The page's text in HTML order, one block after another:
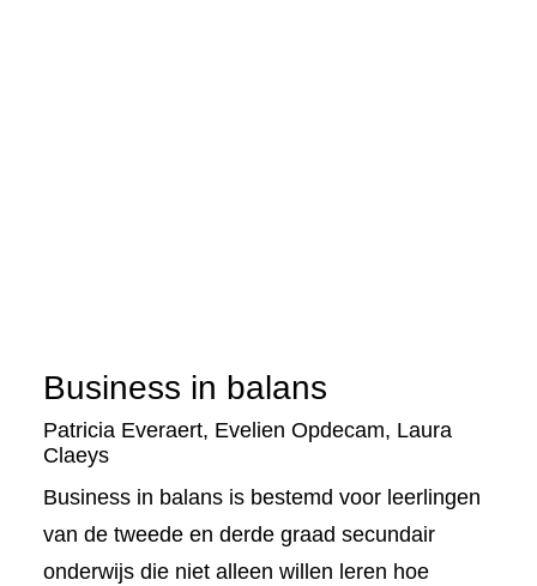
Business in balans
Patricia Everaert, Evelien Opdecam, Laura
Claeys
Business in balans is bestemd voor leerlingen
van de tweede en derde graad secundair
onderwijs die niet alleen willen leren hoe